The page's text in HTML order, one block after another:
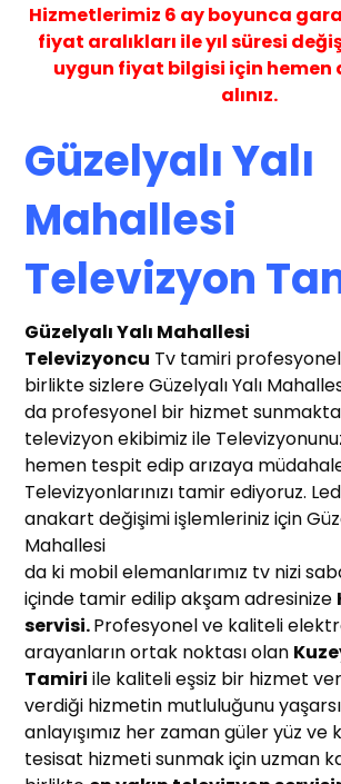
Hizmetlerimiz 6 ayboyunca
fiyat aralıkları ile yıl süresi
uygun fiyat bilgisi için hemen
alınız.
Güzelyalı Yalı
Mahallesi
Televizyon
Güzelyalı Yalı Mahallesi
Televizyoncu Tv tamiri
birlikte sizlere Güzelyalı Yalı
da profesyonel bir hizmet
televizyon ekibimiz ile
hemen tespit edip arızaya
Televizyonlarınızı tamir ediyoruz.
anakart değişimi işlemleriniz için
Mahallesi
da ki mobil elemanlarımız tv nizi
içinde tamir edilip akşam adresinize
servisi.Profesyonel ve kaliteli
arayanların ortak noktası olan
Tamiri ile kaliteli eşsiz bir hizmet
verdiği hizmetin mutluluğunu
anlayışımız her zaman güler yüz
tesisat hizmeti sunmak için uzman